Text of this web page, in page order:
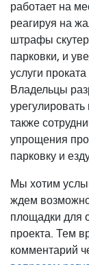
работает на
реагируя на
штрафы
парковки, и
услуги
Владельцы
также
упрощения
парковку и
Мы хотим
ждем
площадки для
проекта. Тем
комментарий